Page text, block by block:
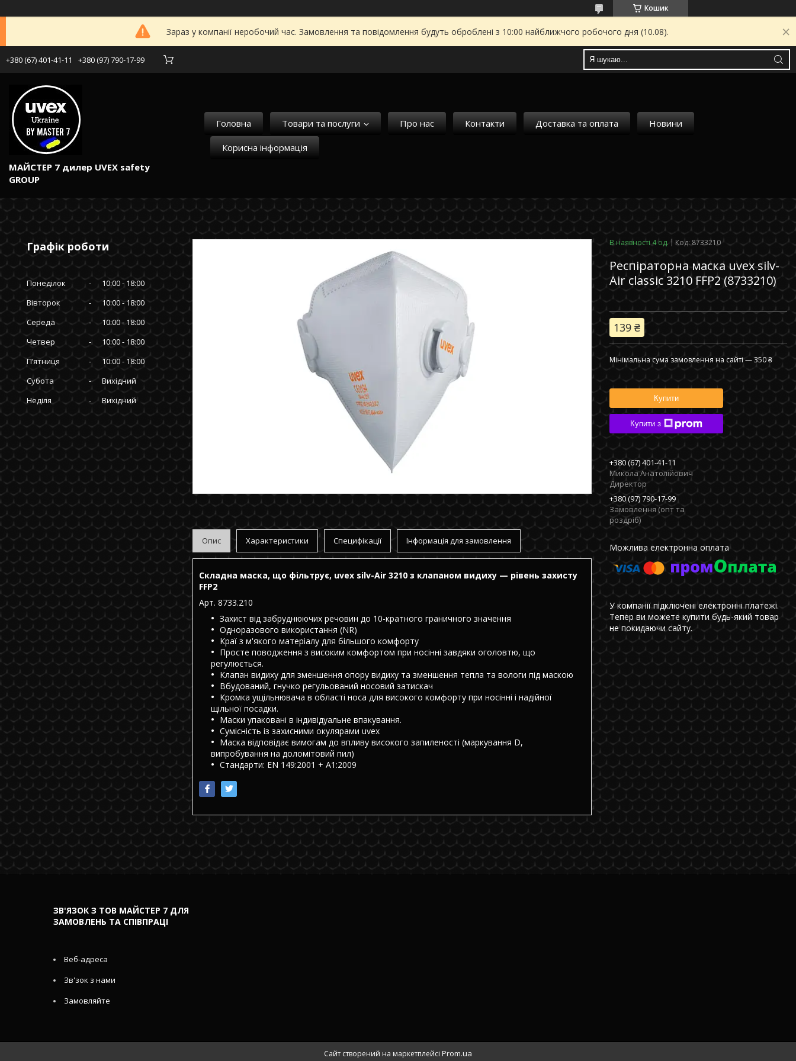
Кошик
Зараз у компанії неробочий час. Замовлення та повідомлення будуть оброблені з 10:00 найближчого робочого дня (10.08).
+380 (67) 401-41-11 +380 (97) 790-17-99
МАЙСТЕР 7 дилер UVEX safety
GROUP
Головна Товари та послуги Про нас Контакти Доставка та оплата Новини
Корисна інформація
Графік роботи
Понеділок 10:00
18:00
Вівторок
10:00
18:00
Середа
10:00
18:00
Четвер
10:00
18:00
Пʼятниця
10:00
18:00
Субота
Вихідний
Неділя
Вихідний
Опис Характеристики Специфікації Інформація для замовлення
Складна маска, що фільтрує, uvex silv-Air 3210 з клапаном видиху — рівень захисту
FFP2
Арт. 8733.210
Захист від забруднюючих речовин до 10-кратного граничного значення
Одноразового використання (NR)
Краї з м'якого матеріалу для більшого комфорту
Просте поводження з високим комфортом при носінні завдяки оголовтю, що
регулюється.
Клапан видиху для зменшення опору видиху та зменшення тепла та вологи під маскою
Вбудований, гнучко регульований носовий затискач
Кромка ущільнювача в області носа для високого комфорту при носінні і надійної
щільної посадки.
Маски упаковані в індивідуальне впакування.
Сумісність із захисними окулярами uvex
Маска відповідає вимогам до впливу високого запиленості (маркування D,
випробування на доломітовий пил)
Стандарти: EN 149:2001 + A1:2009
В наявності 4 од. Код:8733210
Респіраторна маска uvex silv-
Air classic 3210 FFP2 (8733210)
139 ₴
Мінімальна сума замовлення на сайті — 350 ₴
Купити
Купити з
+380 (67) 401-41-11
Микола Анатолійович
Директор
+380 (97) 790-17-99
Замовлення (опт та
роздріб)
У компанії підключені електронні платежі.
Тепер ви можете купити будь-який товар
не покидаючи сайту.
ЗВ'ЯЗОК З ТОВ МАЙСТЕР 7 ДЛЯ
ЗАМОВЛЕНЬ ТА СПІВПРАЦІ
Веб-адреса
Зв'зок з нами
Замовляйте
Сайт створений на маркетплейсі Prom.ua